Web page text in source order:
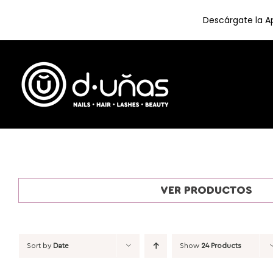
content
VER PRODUCTOS
Sort by Date Show 24 Products
Descárgate la